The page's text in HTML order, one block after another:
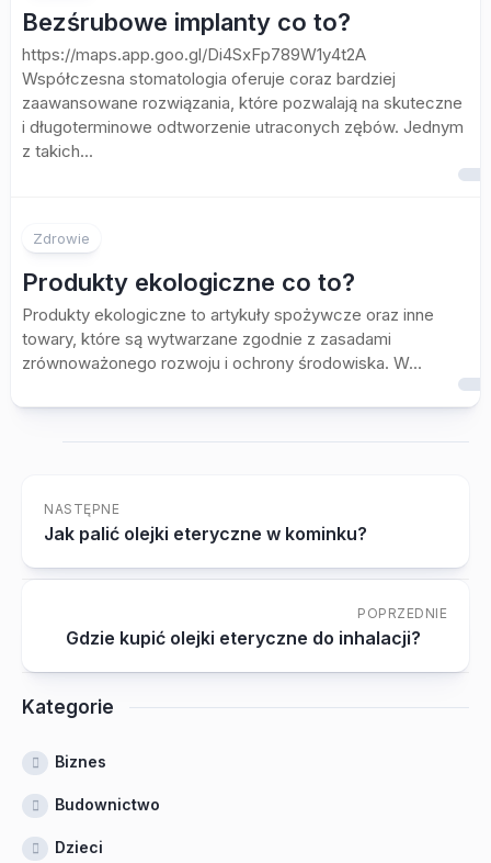
Bezśrubowe implanty co to?
https://maps.app.goo.gl/Di4SxFp789W1y4t2A
Współczesna stomatologia oferuje coraz bardziej
zaawansowane rozwiązania, które pozwalają na skuteczne
i długoterminowe odtworzenie utraconych zębów. Jednym
z takich...
Zdrowie
Produkty ekologiczne co to?
Produkty ekologiczne to artykuły spożywcze oraz inne
towary, które są wytwarzane zgodnie z zasadami
zrównoważonego rozwoju i ochrony środowiska. W...
NASTĘPNE
Jak palić olejki eteryczne w kominku?
POPRZEDNIE
Gdzie kupić olejki eteryczne do inhalacji?
Kategorie
Biznes
Budownictwo
Dzieci